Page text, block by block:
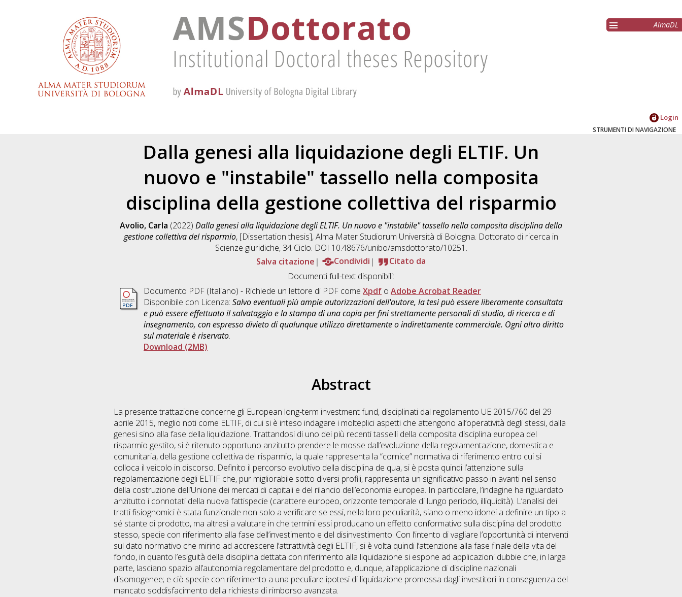
AlmaDL
Login
STRUMENTI DI NAVIGAZIONE
Dalla genesi alla liquidazione degli ELTIF. Un
nuovo e "instabile" tassello nella composita
disciplina della gestione collettiva del risparmio
Avolio, Carla (2022) Dalla genesi alla liquidazione degli ELTIF. Un nuovo e "instabile" tassello nella composita disciplina della
gestione collettiva del risparmio, [Dissertation thesis], Alma Mater Studiorum Università di Bologna. Dottorato di ricerca in
Scienze giuridiche, 34 Ciclo. DOI 10.48676/unibo/amsdottorato/10251.
Salva citazione
Condividi
Citato da
Documenti full-text disponibili:
Documento PDF (Italiano) - Richiede un lettore di PDF come Xpdf o Adobe Acrobat Reader
Disponibile con Licenza: Salvo eventuali più ampie autorizzazioni dell'autore, la tesi può essere liberamente consultata
e può essere effettuato il salvataggio e la stampa di una copia per fini strettamente personali di studio, di ricerca e di
insegnamento, con espresso divieto di qualunque utilizzo direttamente o indirettamente commerciale. Ogni altro diritto
sul materiale è riservato.
Download (2MB)
Abstract
La presente trattazione concerne gli European long-term investment fund, disciplinati dal regolamento UE 2015/760 del 29
aprile 2015, meglio noti come ELTIF, di cui si è inteso indagare i molteplici aspetti che attengono all’operatività degli stessi, dalla
genesi sino alla fase della liquidazione. Trattandosi di uno dei più recenti tasselli della composita disciplina europea del
risparmio gestito, si è ritenuto opportuno anzitutto prendere le mosse dall’evoluzione della regolamentazione, domestica e
comunitaria, della gestione collettiva del risparmio, la quale rappresenta la “cornice” normativa di riferimento entro cui si
colloca il veicolo in discorso. Definito il percorso evolutivo della disciplina de qua, si è posta quindi l’attenzione sulla
regolamentazione degli ELTIF che, pur migliorabile sotto diversi profili, rappresenta un significativo passo in avanti nel senso
della costruzione dell’Unione dei mercati di capitali e del rilancio dell’economia europea. In particolare, l’indagine ha riguardato
anzitutto i connotati della nuova fattispecie (carattere europeo, orizzonte temporale di lungo periodo, illiquidità). L’analisi dei
tratti fisiognomici è stata funzionale non solo a verificare se essi, nella loro peculiarità, siano o meno idonei a definire un tipo a
sé stante di prodotto, ma altresì a valutare in che termini essi producano un effetto conformativo sulla disciplina del prodotto
stesso, specie con riferimento alla fase dell’investimento e del disinvestimento. Con l’intento di vagliare l’opportunità di interventi
sul dato normativo che mirino ad accrescere l’attrattività degli ELTIF, si è volta quindi l’attenzione alla fase finale della vita del
fondo, in quanto l’esiguità della disciplina dettata con riferimento alla liquidazione si espone ad applicazioni dubbie che, in larga
parte, lasciano spazio all’autonomia regolamentare del prodotto e, dunque, all’applicazione di discipline nazionali
disomogenee; e ciò specie con riferimento a una peculiare ipotesi di liquidazione promossa dagli investitori in conseguenza del
mancato soddisfacimento della richiesta di rimborso avanzata.